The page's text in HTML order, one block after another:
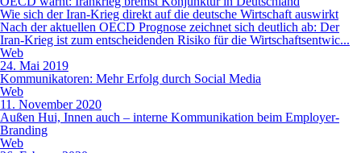
Wie sich der Iran-Krieg direkt auf die deutsche Wirtschaft auswirkt
Nach der aktuellen OECD Prognose zeichnet sich deutlich ab: Der
Iran-Krieg ist zum entscheidenden Risiko für die Wirtschaftsentwic...
Web
24. Mai 2019
Kommunikatoren: Mehr Erfolg durch Social Media
Web
11. November 2020
Außen Hui, Innen auch – interne Kommunikation beim Employer-
Branding
Web